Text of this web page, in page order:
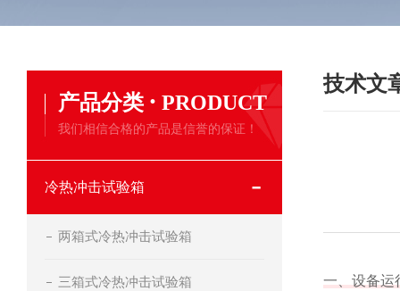
产品分类 · PRODUCT
我们相信合格的产品是信誉的保证！
冷热冲击试验箱
两箱式冷热冲击试验箱
三箱式冷热冲击试验箱
技术文
一、设备运